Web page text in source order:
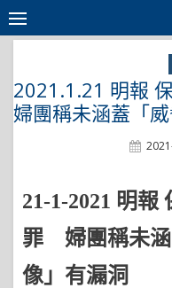
Skip
to
2021.1.21 明報
婦團稱未涵蓋「
21-1-2021 明報
罪 婦團稱未涵
像」有漏洞